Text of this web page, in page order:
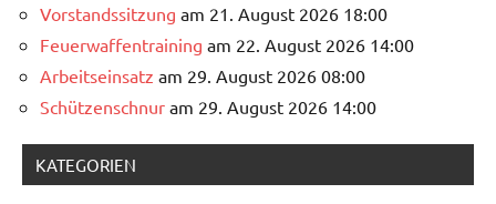
Vorstandssitzung am 21. August 2026 18:00
Feuerwaffentraining am 22. August 2026 14:00
Arbeitseinsatz am 29. August 2026 08:00
Schützenschnur am 29. August 2026 14:00
KATEGORIEN